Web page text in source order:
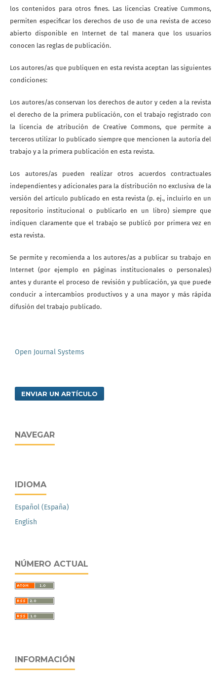
los contenidos para otros fines. Las licencias Creative Cummons,
permiten especificar los derechos de uso de una revista de acceso
abierto disponible en Internet de tal manera que los usuarios
conocen las reglas de publicación.
Los autores/as que publiquen en esta revista aceptan las siguientes
condiciones:
Los autores/as conservan los derechos de autor y ceden a la revista
el derecho de la primera publicación, con el trabajo registrado con
la licencia de atribución de Creative Commons, que permite a
terceros utilizar lo publicado siempre que mencionen la autoría del
trabajo y a la primera publicación en esta revista.
Los autores/as pueden realizar otros acuerdos contractuales
independientes y adicionales para la distribución no exclusiva de la
versión del artículo publicado en esta revista (p. ej., incluirlo en un
repositorio institucional o publicarlo en un libro) siempre que
indiquen claramente que el trabajo se publicó por primera vez en
esta revista.
Se permite y recomienda a los autores/as a publicar su trabajo en
Internet (por ejemplo en páginas institucionales o personales)
antes y durante el proceso de revisión y publicación, ya que puede
conducir a intercambios productivos y a una mayor y más rápida
difusión del trabajo publicado.
Open Journal Systems
ENVIAR UN ARTÍCULO
NAVEGAR
IDIOMA
Español (España)
English
NÚMERO ACTUAL
INFORMACIÓN